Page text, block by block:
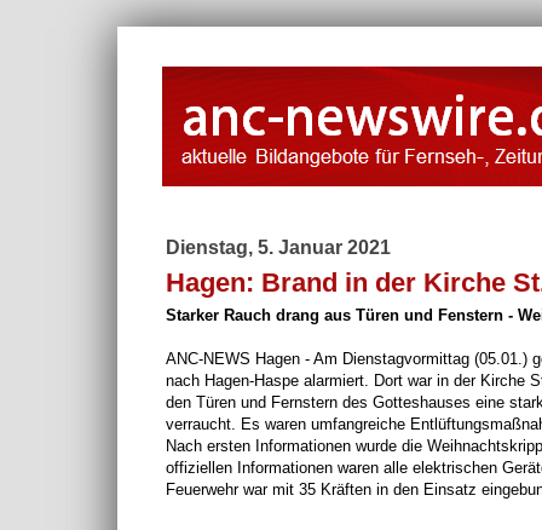
Dienstag, 5. Januar 2021
Hagen: Brand in der Kirche
Starker Rauch drang aus Türen und Fenstern -
ANC-NEWS Hagen - Am Dienstagvormittag (05.01.)
nach Hagen-Haspe alarmiert. Dort war in der Kirche
den Türen und Fernstern des Gotteshauses eine
verraucht. Es waren umfangreiche
Nach ersten Informationen wurde die
offiziellen Informationen waren alle elektrischen
Feuerwehr war mit 35 Kräften in den Einsatz